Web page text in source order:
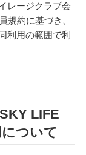
レージクラブ会
規約に基づき、
利用の範囲で利
LIFE
ついて